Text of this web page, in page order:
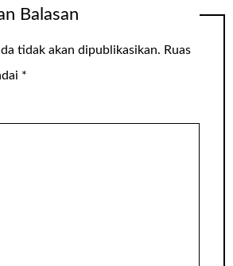
Balasan
tidak akan dipublikasikan. Ruas
*